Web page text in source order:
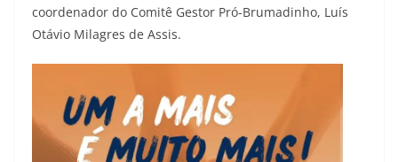
coordenador do Comitê Gestor Pró-Brumadinho, Luís
Otávio Milagres de Assis.